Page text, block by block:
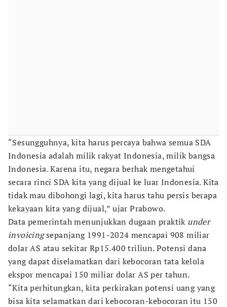
“Sesungguhnya, kita harus percaya bahwa semua SDA
Indonesia adalah milik rakyat Indonesia, milik bangsa
Indonesia. Karena itu, negara berhak mengetahui
secara rinci SDA kita yang dijual ke luar Indonesia. Kita
tidak mau dibohongi lagi, kita harus tahu persis berapa
kekayaan kita yang dijual,” ujar Prabowo.
Data pemerintah menunjukkan dugaan praktik under
invoicingsepanjang 1991-2024 mencapai 908 miliar
dolar AS atau sekitar Rp15.400 triliun. Potensi dana
yang dapat diselamatkan dari kebocoran tata kelola
ekspor mencapai 150 miliar dolar AS per tahun.
“Kita perhitungkan, kita perkirakan potensi uang yang
bisa kita selamatkan dari kebocoran-kebocoran itu 150